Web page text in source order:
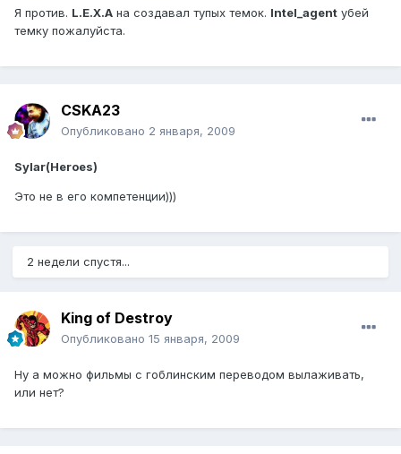
Я против. L.E.X.A на создавал тупых темок. Intel_agent убей
темку пожалуйста.
CSKA23
Опубликовано 2 января, 2009
Sylar(Heroes)
Это не в его компетенции)))
2 недели спустя...
King of Destroy
Опубликовано 15 января, 2009
Ну а можно фильмы с гоблинским переводом вылаживать,
или нет?